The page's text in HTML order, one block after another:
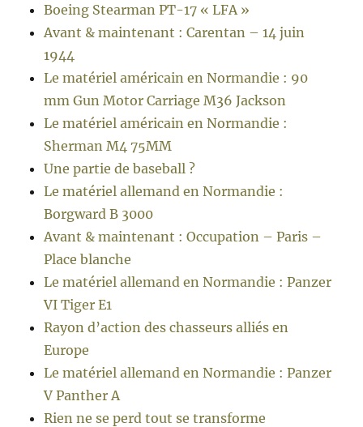
Boeing Stearman PT-17 « LFA »
Avant & maintenant : Carentan – 14 juin
1944
Le matériel américain en Normandie : 90
mm Gun Motor Carriage M36 Jackson
Le matériel américain en Normandie :
Sherman M4 75MM
Une partie de baseball ?
Le matériel allemand en Normandie :
Borgward B 3000
Avant & maintenant : Occupation – Paris –
Place blanche
Le matériel allemand en Normandie : Panzer
VI Tiger E1
Rayon d’action des chasseurs alliés en
Europe
Le matériel allemand en Normandie : Panzer
V Panther A
Rien ne se perd tout se transforme